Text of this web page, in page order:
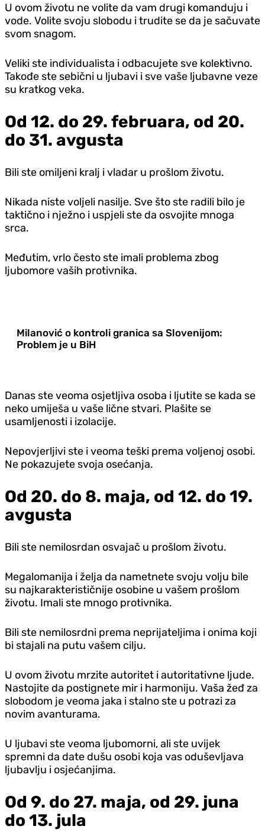
U ovom životu ne volite da vam drugi komanduju i
vode. Volite svoju slobodu i trudite se da je sačuvate
svom snagom.
Veliki ste individualista i odbacujete sve kolektivno.
Takođe ste sebični u ljubavi i sve vaše ljubavne veze
su kratkog veka.
Od 12. do 29. februara, od 20.
do 31. avgusta
Bili ste omiljeni kralj i vladar u prošlom životu.
Nikada niste voljeli nasilje. Sve što ste radili bilo je
taktično i nježno i uspjeli ste da osvojite mnoga
srca.
Međutim, vrlo često ste imali problema zbog
ljubomore vaših protivnika.
Milanović o kontroli granica sa Slovenijom:
Problem je u BiH
Danas ste veoma osjetljiva osoba i ljutite se kada se
neko umiješa u vaše lične stvari. Plašite se
usamljenosti i izolacije.
Nepovjerljivi ste i veoma teški prema voljenoj osobi.
Ne pokazujete svoja osećanja.
Od 20. do 8. maja, od 12. do 19.
avgusta
Bili ste nemilosrdan osvajač u prošlom životu.
Megalomanija i želja da nametnete svoju volju bile
su najkarakterističnije osobine u vašem prošlom
životu. Imali ste mnogo protivnika.
Bili ste nemilosrdni prema neprijateljima i onima koji
bi stajali na putu vašem cilju.
U ovom životu mrzite autoritet i autoritativne ljude.
Nastojite da postignete mir i harmoniju. Vaša žeđ za
slobodom je veoma jaka i stalno ste u potrazi za
novim avanturama.
U ljubavi ste veoma ljubomorni, ali ste uvijek
spremni da date dušu osobi koja vas oduševljava
ljubavlju i osjećanjima.
Od 9. do 27. maja, od 29. juna
do 13. jula